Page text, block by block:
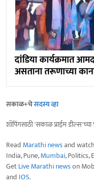
दांडिया कार्यक्रमात
असताना तरूणाच्या
सकाळ+चेसदस्य व्हा
शॉपिंगसाठी 'सकाळ प्राईम
Read Marathi newsand
India, Pune,Mumbai, Politics,
GetLive Marathi newson
and IOS.